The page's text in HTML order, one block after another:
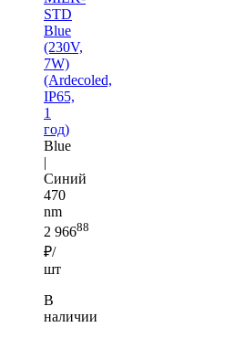
STD
Blue
(230V,
7W)
(Ardecoled,
IP65,
1
год)
Blue
|
Синий
470
nm
2 96688
₽/
шт
В
наличии